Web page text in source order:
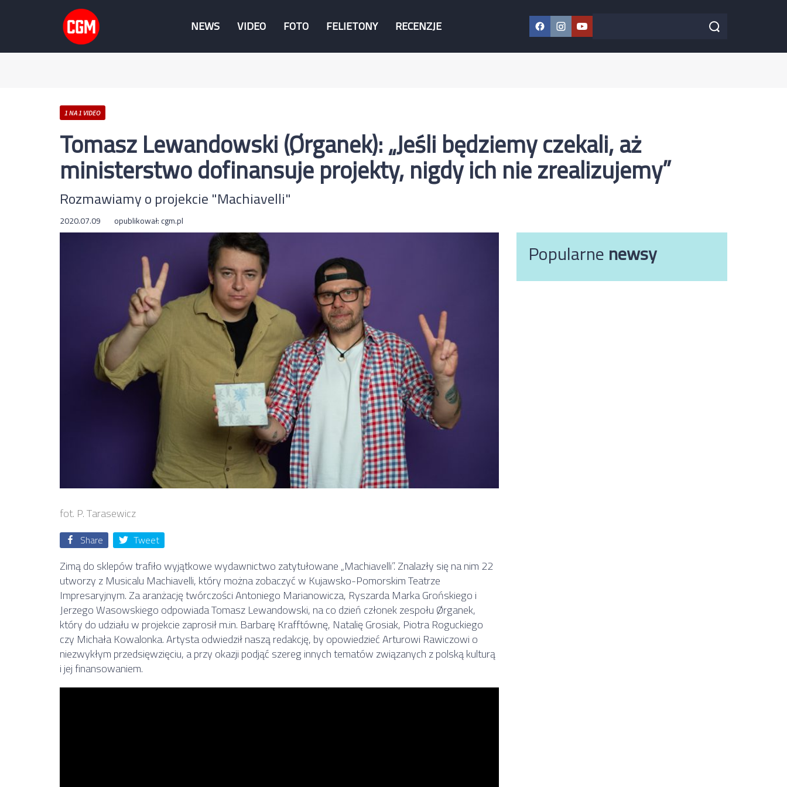
NEWS VIDEO FOTO FELIETONY RECENZJE Facebook
Instagram
YouTube
Szukaj w serwisie Szukaj
1 NA 1 VIDEO
Tomasz Lewandowski (Ørganek): „Jeśli będziemy czekali, aż
ministerstwo dofinansuje projekty, nigdy ich nie zrealizujemy”
Rozmawiamy o projekcie "Machiavelli"
2020.07.09 opublikował:cgm.pl
fot. P. Tarasewicz
Share Tweet
Zimą do sklepów trafiło wyjątkowe wydawnictwo zatytułowane „Machiavelli”. Znalazły się na nim 22
utworzy z Musicalu Machiavelli, który można zobaczyć w Kujawsko-Pomorskim Teatrze
Impresaryjnym. Za aranżację twórczości Antoniego Marianowicza, Ryszarda Marka Grońskiego i
Jerzego Wasowskiego odpowiada Tomasz Lewandowski, na co dzień członek zespołu Ørganek,
który do udziału w projekcie zaprosił m.in. Barbarę Krafftównę, Natalię Grosiak, Piotra Roguckiego
czy Michała Kowalonka. Artysta odwiedził naszą redakcję, by opowiedzieć Arturowi Rawiczowi o
niezwykłym przedsięwzięciu, a przy okazji podjąć szereg innych tematów związanych z polską kulturą
i jej finansowaniem.
Popularnenewsy